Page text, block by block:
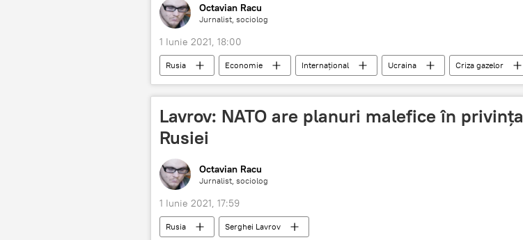
Octavian Racu
Jurnalist, sociolog
1 Iunie 2021, 18:00
Rusia Economie Internaţional Ucraina Criza gazelor
Kremlin
Lavrov: NATO are planuri malefice în privința
Rusiei
Octavian Racu
Jurnalist, sociolog
1 Iunie 2021, 17:59
Rusia Serghei Lavrov